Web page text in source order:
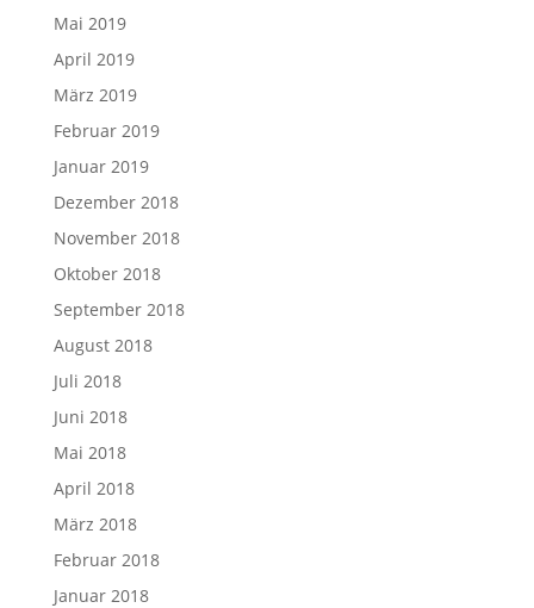
Mai 2019
April 2019
März 2019
Februar 2019
Januar 2019
Dezember 2018
November 2018
Oktober 2018
September 2018
August 2018
Juli 2018
Juni 2018
Mai 2018
April 2018
März 2018
Februar 2018
Januar 2018